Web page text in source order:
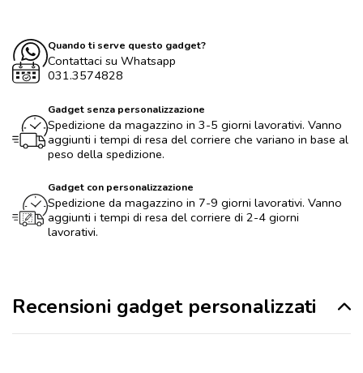
Quando ti serve questo gadget?
Contattaci su Whatsapp
031.3574828
Gadget senza personalizzazione
Spedizione da magazzino in 3-5 giorni lavorativi. Vanno
aggiunti i tempi di resa del corriere che variano in base al
peso della spedizione.
Gadget con personalizzazione
Spedizione da magazzino in 7-9 giorni lavorativi. Vanno
aggiunti i tempi di resa del corriere di 2-4 giorni
lavorativi.
Recensioni gadget personalizzati